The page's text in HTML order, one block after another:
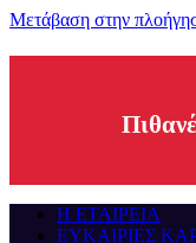
Μετάβαση στην
Η ΕΤΑΙΡΕΙΑ
ΕΥΚΑΙΡΙΕΣ